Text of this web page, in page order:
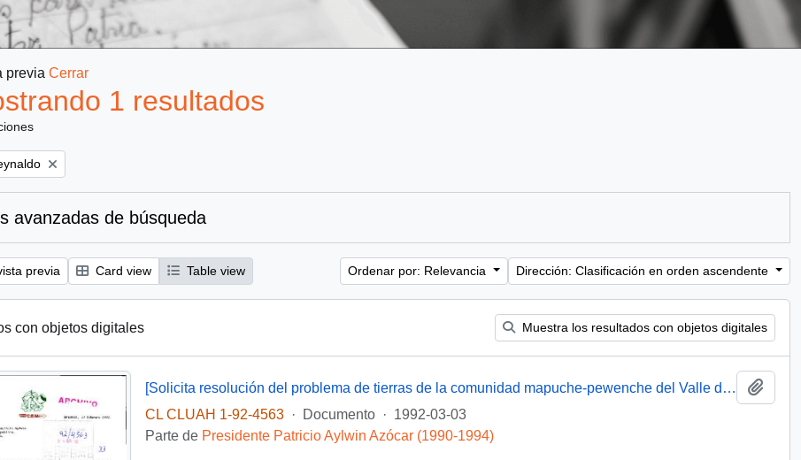
previa Cerrar
1 resultados
avanzadas de búsqueda
previa Card view Table view Ordenar por: Relevancia Dirección: Clasificación en orden ascendente
con objetos digitales Muestra los resultados con objetos digitales
[Solicita resolución del problema de tierras de la comunidad mapuche-pewenche del Valle de Quinquén]
CL CLUAH 1-92-4563
· Documento · 1992-03-03
Parte de Presidente Patricio Aylwin Azócar (1990-1994)